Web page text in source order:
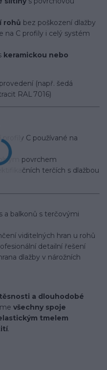
rohů bez poškození dlažby
na C profily i celý systém
keramickou nebo
(např. šedá
RAL 7016)
C používané na
povrchem
terčích s dlažbou
a balkonů s terčovými
viditelných hran u rohů
detailní řešení
dlažby v nárožních
a dlouhodobé
všechny spoje
tmelem
.